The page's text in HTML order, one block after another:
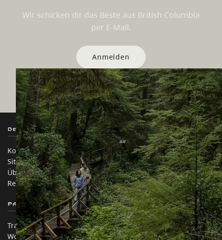
Wir schicken dir das Beste aus British Columbia
per E-Mail.
Anmelden
Destination BC
Kontakt
Sitemap
Über uns
Rechtliches & Richtlinien
Unsere Websites
Reisebranche
Medien
Unternehmen
简体中文 – China
Partnerseiten
Trade & Invest BC
Work BC
Auf dieser Website
Reisevorschläge
Praktische Tipps